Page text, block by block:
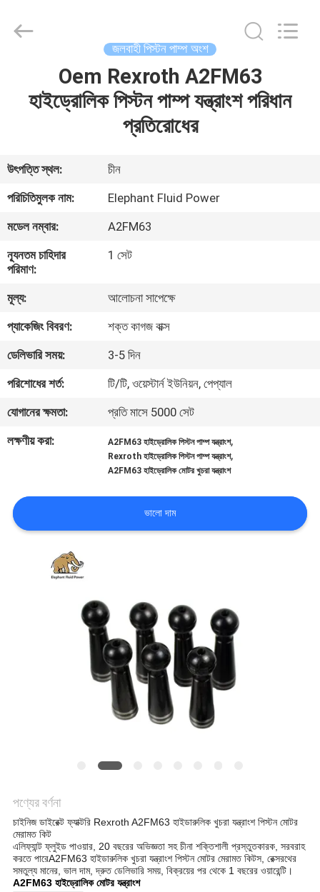
আমাদের
সম্পর্কে
কারখানা
ভ্রমণ
মান
নিয়ন্ত্রণ
যোগাযোগ
করুন
কেস
PRIVACY
Power
Co.,Ltd.
জলবাহী পিস্টন পাম্প অংশ
Oem Rexroth A2FM63
হাইড্রোলিক পিস্টন পাম্প যন্ত্রাংশ পরিধান
প্রতিরোধের
উৎপত্তি স্থল:
চীন
পরিচিতিমুলক নাম:
Elephant Fluid Power
মডেল নম্বার:
A2FM63
ন্যূনতম চাহিদার
পরিমাণ:
1 সেট
মূল্য:
আলোচনা সাপেক্ষে
প্যাকেজিং বিবরণ:
শক্ত কাগজ বাক্স
ডেলিভারি সময়:
3-5 দিন
পরিশোধের শর্ত:
টি/টি, ওয়েস্টার্ন ইউনিয়ন, পেপ্যাল
যোগানের ক্ষমতা:
প্রতি মাসে 5000 সেট
লক্ষণীয় করা:
A2FM63 হাইড্রোলিক পিস্টন পাম্প যন্ত্রাংশ,
Rexroth হাইড্রোলিক পিস্টন পাম্প যন্ত্রাংশ,
A2FM63 হাইড্রোলিক মোটর খুচরা যন্ত্রাংশ
ভালো দাম
পণ্যের বর্ণনা
চাইনিজ ডাইরেক্ট ফ্যাক্টরি Rexroth A2FM63 হাইডারুলিক খুচরা যন্ত্রাংশ পিস্টন মোটর
মেরামত কিট
এলিফ্যান্ট ফ্লুইড পাওয়ার, 20 বছরের অভিজ্ঞতা সহ চীনা শক্তিশালী প্রস্তুতকারক, সরবরাহ
করতে পারেA2FM63 হাইডারুলিক খুচরা যন্ত্রাংশ পিস্টন মোটর মেরামত কিটস, রেক্সরথের
সমতুল্য মানের, ভাল দাম, দ্রুত ডেলিভারি সময়, বিক্রয়ের পর থেকে 1 বছরের ওয়ারেন্টি।
A2FM63 হাইড্রোলিক মোটর যন্ত্রাংশ